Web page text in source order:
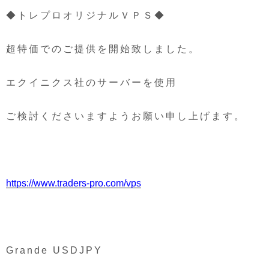
◆トレプロオリジナルＶＰＳ◆
超特価でのご提供を開始致しました。
エクイニクス社のサーバーを使用
ご検討くださいますようお願い申し上げます。
https://www.traders-pro.com/vps
Grande USDJPY